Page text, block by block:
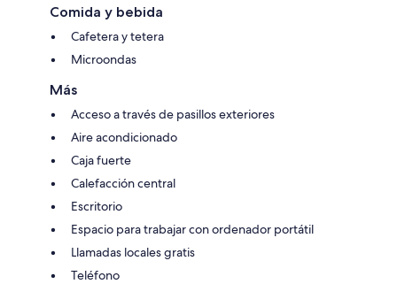
Comida y bebida
Cafetera y tetera
Microondas
Más
Acceso a través de pasillos exteriores
Aire acondicionado
Caja fuerte
Calefacción central
Escritorio
Espacio para trabajar con ordenador portátil
Llamadas locales gratis
Teléfono